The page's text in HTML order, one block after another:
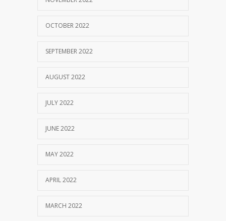
OCTOBER 2022
SEPTEMBER 2022
AUGUST 2022
JULY 2022
JUNE 2022
MAY 2022
APRIL 2022
MARCH 2022